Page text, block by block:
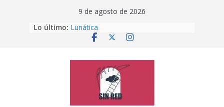
9 de agosto de 2026
Lo último: Lunática
Pero, hasta entonces…
‘La broma infinita’ de recomendar
lecturas veraniegas
Otra del Mundial